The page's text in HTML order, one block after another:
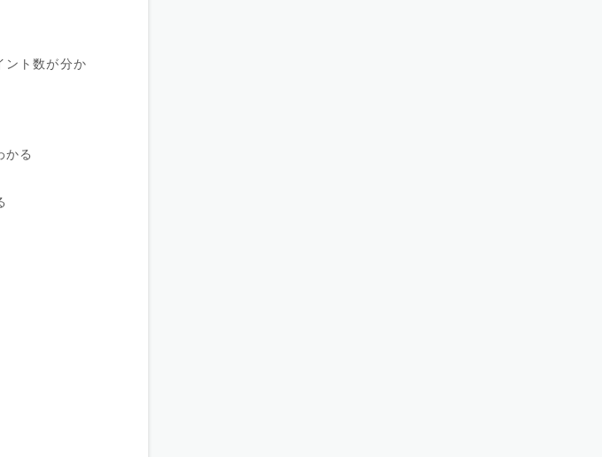
ント数が分か
かる